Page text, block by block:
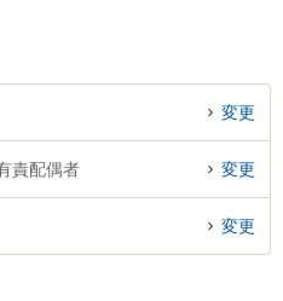
変更
責配偶者 変更
変更